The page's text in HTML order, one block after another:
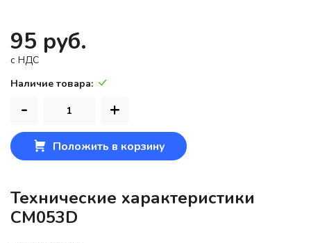
95 руб.
c НДС
Наличие товара:
- +
Положить в корзину
Технические характеристики
CM053D